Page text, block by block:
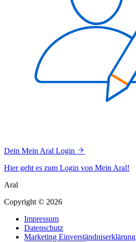
Dein Mein Aral Login
Hier geht es zum Login von Mein Aral!
Aral
Copyright © 2026
Impressum
Datenschutz
Marketing Einverständniserklärung